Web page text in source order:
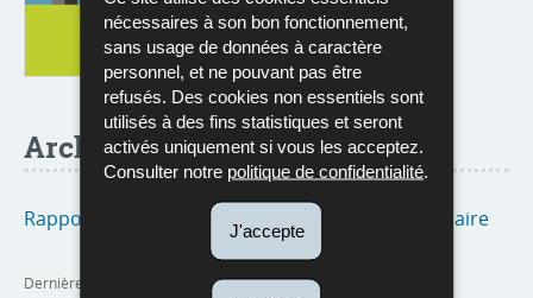
nécessaires à son bon fonctionnement,
sans usage de données à caractère
personnel, et ne pouvant pas être
refusés. Des cookies non essentiels sont
utilisés à des fins statistiques et seront
activés uniquement si vous les acceptez.
Consulter notre politique de confidentialité
J'accepte
Archive
Rapports d'activité du Service de médiation scolaire
Dernière mise à jour 06/02/2025